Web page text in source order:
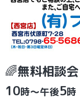
🌈無料相談
10時～午後5時